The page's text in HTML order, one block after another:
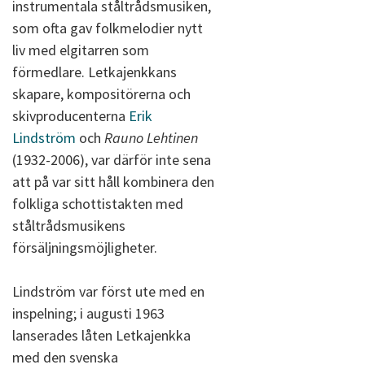
instrumentala ståltrådsmusiken,
som ofta gav folkmelodier nytt
liv med elgitarren som
förmedlare. Letkajenkkans
skapare, kompositörerna och
skivproducenterna Erik
Lindström och Rauno Lehtinen
(1932-2006), var därför inte sena
att på var sitt håll kombinera den
folkliga schottistakten med
ståltrådsmusikens
försäljningsmöjligheter.
Lindström var först ute med en
inspelning; i augusti 1963
lanserades låten Letkajenkka
med den svenska